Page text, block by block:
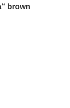
brown